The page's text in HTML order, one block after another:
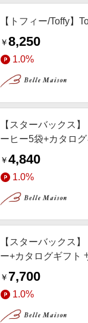
【トフィー/Toffy】
￥8,250
1.0%
【スターバックス
ーヒー5袋+カタロ
￥4,840
1.0%
【スターバックス
ー+カタログギフト
￥ 7,700
1.0%